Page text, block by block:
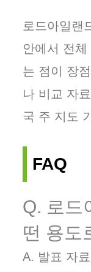
로드아일랜
안에서 전
는 점이 장
나 비교 자
국 주 지도
FAQ
Q. 로드
떤 용도
A. 발표 자